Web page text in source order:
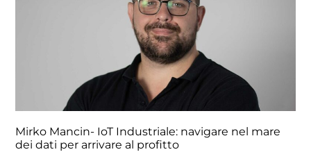
Mirko Mancin- IoT Industriale: navigare nel mare
dei dati per arrivare al profitto